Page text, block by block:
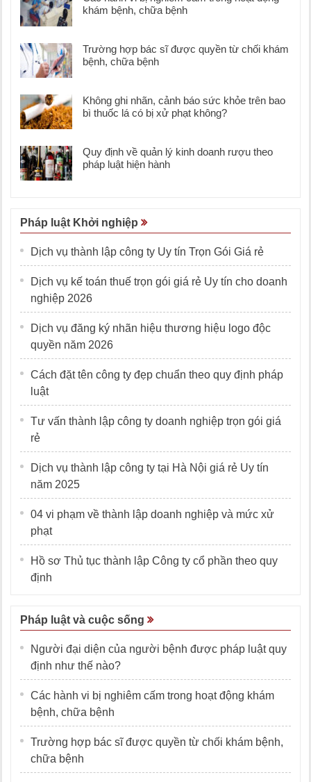
khám bệnh, chữa bệnh
Trường hợp bác sĩ được quyền từ chối khám
bệnh, chữa bệnh
Không ghi nhãn, cảnh báo sức khỏe trên bao
bì thuốc lá có bị xử phạt không?
Quy định về quản lý kinh doanh rượu theo
pháp luật hiện hành
Pháp luật Khởi nghiệp
Dịch vụ thành lập công ty Uy tín Trọn Gói Giá rẻ
Dịch vụ kế toán thuế trọn gói giá rẻ Uy tín cho doanh
nghiệp 2026
Dịch vụ đăng ký nhãn hiệu thương hiệu logo độc
quyền năm 2026
Cách đặt tên công ty đẹp chuẩn theo quy định pháp
luật
Tư vấn thành lập công ty doanh nghiệp trọn gói giá
rẻ
Dịch vụ thành lập công ty tại Hà Nội giá rẻ Uy tín
năm 2025
04 vi phạm về thành lập doanh nghiệp và mức xử
phạt
Hồ sơ Thủ tục thành lập Công ty cổ phần theo quy
định
Pháp luật và cuộc sống
Người đại diện của người bệnh được pháp luật quy
định như thế nào?
Các hành vi bị nghiêm cấm trong hoạt động khám
bệnh, chữa bệnh
Trường hợp bác sĩ được quyền từ chối khám bệnh,
chữa bệnh